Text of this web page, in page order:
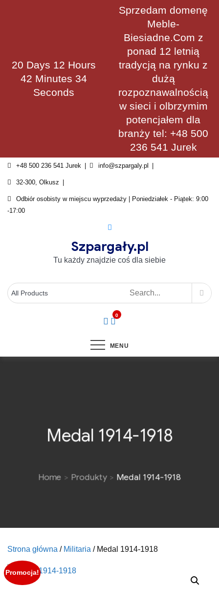
20 Days 12 Hours
42 Minutes 34
Seconds
Sprzedam domenę
Meble-
Biesiadne.Com z
ponad 12 letnią
tradycją na rynku z
dużą
rozpoznawalnością
w sieci i olbrzymim
potencjałem dla
branży tel: +48 500
236 541 Jurek
+48 500 236 541 Jurek info@szpargaly.pl
32-300, Olkusz
Odbiór osobisty w miejscu wyprzedaży | Poniedziałek - Piątek: 9:00
-17:00
Szpargały.pl
Tu każdy znajdzie coś dla siebie
0
MENU
Medal 1914-1918
Home Produkty Medal 1914-1918
Strona główna / Militaria / Medal 1914-1918
Promocja!